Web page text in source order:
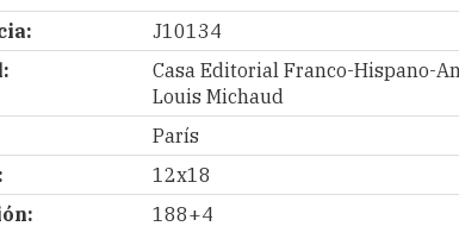
J10134
Casa Editorial Franco-Hispano-
Louis Michaud
París
12x18
188+4